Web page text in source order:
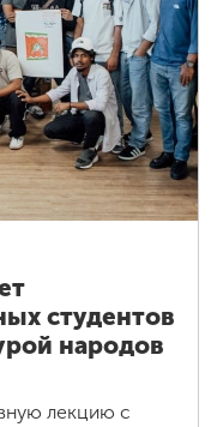
студентов
народов
лекцию с